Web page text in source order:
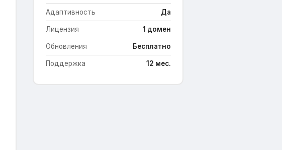
Адаптивность Да
Лицензия 1 домен
Обновления Бесплатно
Поддержка 12 мес.